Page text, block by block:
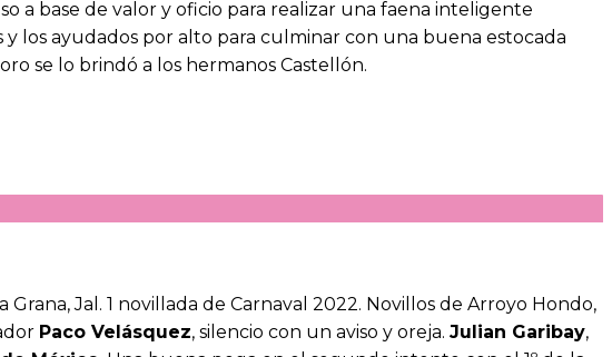
a base de valor y oficio para realizar una faena inteligente
los ayudados por alto para culminar con una buena estocada
se lo brindó a los hermanos Castellón.
Jal. 1 novillada de Carnaval 2022. Novillos de Arroyo Hondo,
Paco Velásquez, silencio con un aviso y oreja. Julian Garibay,